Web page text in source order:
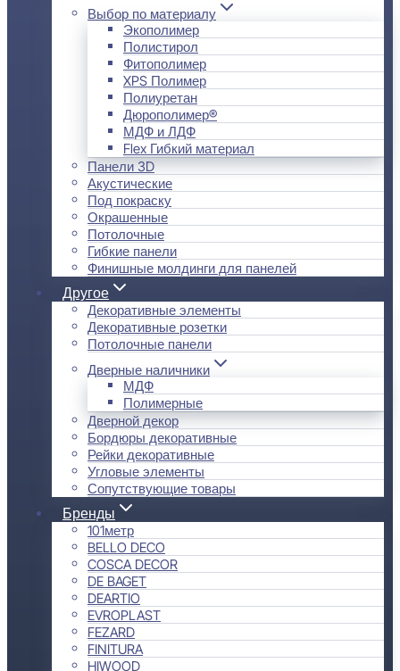
Выбор по материалу
Экополимер
Полистирол
Фитополимер
XPS Полимер
Полиуретан
Дюрополимер®
МДФ и ЛДФ
Flex Гибкий материал
Панели 3D
Акустические
Под покраску
Окрашенные
Потолочные
Гибкие панели
Финишные молдинги для панелей
Другое
Декоративные элементы
Декоративные розетки
Потолочные панели
Дверные наличники
МДФ
Полимерные
Дверной декор
Бордюры декоративные
Рейки декоративные
Угловые элементы
Сопутствующие товары
Бренды
101метр
BELLO DECO
COSCA DECOR
DE BAGET
DEARTIO
EVROPLAST
FEZARD
FINITURA
HIWOOD